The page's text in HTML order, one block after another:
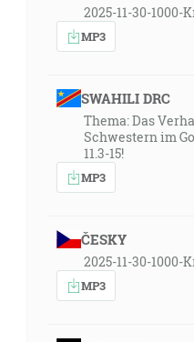
2025-11-30-
MP3
SWAHILI DRC
Thema: Das
Schwestern im
11.3-15!
MP3
ČESKY
2025-11-30-1000-
MP3